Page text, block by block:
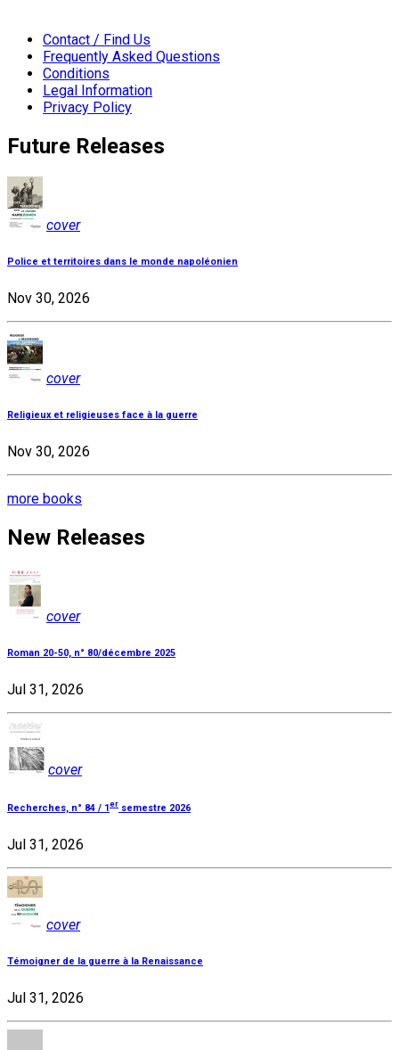
Contact / Find Us
Frequently Asked Questions
Conditions
Legal Information
Privacy Policy
Future Releases
cover
Police et territoires dans le monde napoléonien
Nov 30, 2026
cover
Religieux et religieuses face à la guerre
Nov 30, 2026
more books
New Releases
cover
Roman 20-50, n° 80/décembre 2025
Jul 31, 2026
cover
Recherches, n° 84 / 1 er semestre 2026
Jul 31, 2026
cover
Témoigner de la guerre à la Renaissance
Jul 31, 2026